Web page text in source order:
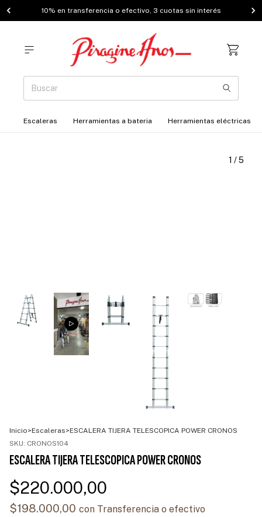
10% en transferencia o efectivo, 3 cuotas sin interés
Escaleras Herramientas a bateria Herramientas eléctricas
1 /5
Inicio>Escaleras>ESCALERA TIJERA TELESCOPICA POWER CRONOS
SKU: CRONOS104
ESCALERA TIJERA TELESCOPICA POWER CRONOS
$220.000,00
$198.000,00 con Transferencia o efectivo